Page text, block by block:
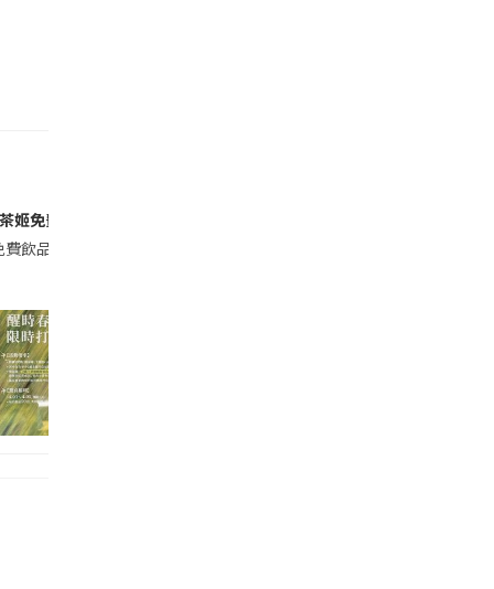
狗狗互動､逛文創市集､睇航天知識展覽🚀,最重要嘅係嚟FWD
開業單大杯周邊套餐 HK$16 含伯牙絕弦單大杯*1杯(免費升級爲
姬免費飲醒時春山✨
飲品!霸王茶姬香港呢個活動太正啦~ 9宮格醒春綠主題相+2張店舖